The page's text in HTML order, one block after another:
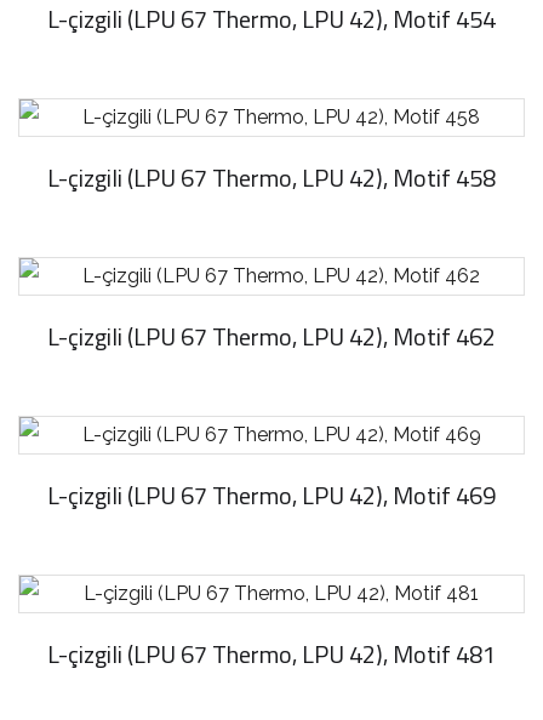
L-çizgili (LPU 67 Thermo, LPU 42), Motif 454
L-çizgili (LPU 67 Thermo, LPU 42), Motif 458
L-çizgili (LPU 67 Thermo, LPU 42), Motif 462
L-çizgili (LPU 67 Thermo, LPU 42), Motif 469
L-çizgili (LPU 67 Thermo, LPU 42), Motif 481